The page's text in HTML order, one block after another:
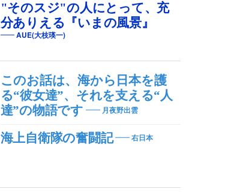
"そのスジ"の人にとって、充
分ありえる『いまの風景』
AUE(大枝瑛一)
このお話は、海から日本を護
る“彼女達”、それを支える“人
達”の物語です
月夜野出雲
海上自衛隊の奮闘記 右日本